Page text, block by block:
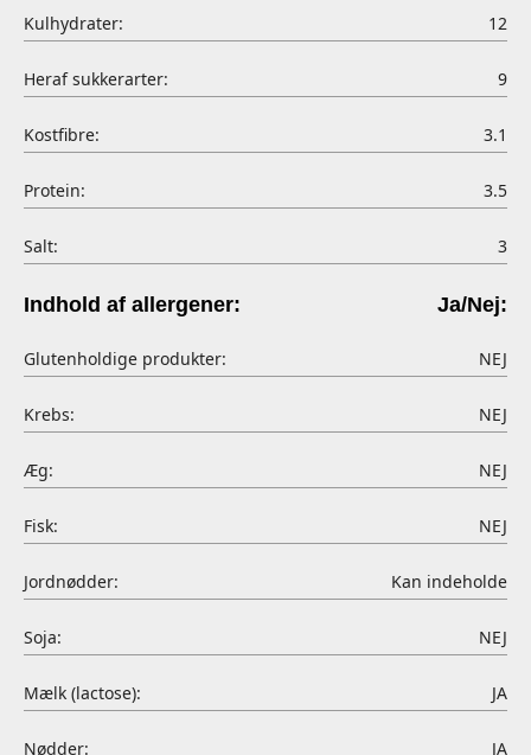
Kulhydrater: 12
Heraf sukkerarter: 9
Kostfibre: 3.1
Protein: 3.5
Salt: 3
Indhold af allergener: Ja/Nej:
Glutenholdige produkter: NEJ
Krebs: NEJ
Æg: NEJ
Fisk: NEJ
Jordnødder: Kan indeholde
Soja: NEJ
Mælk (lactose): JA
Nødder: JA